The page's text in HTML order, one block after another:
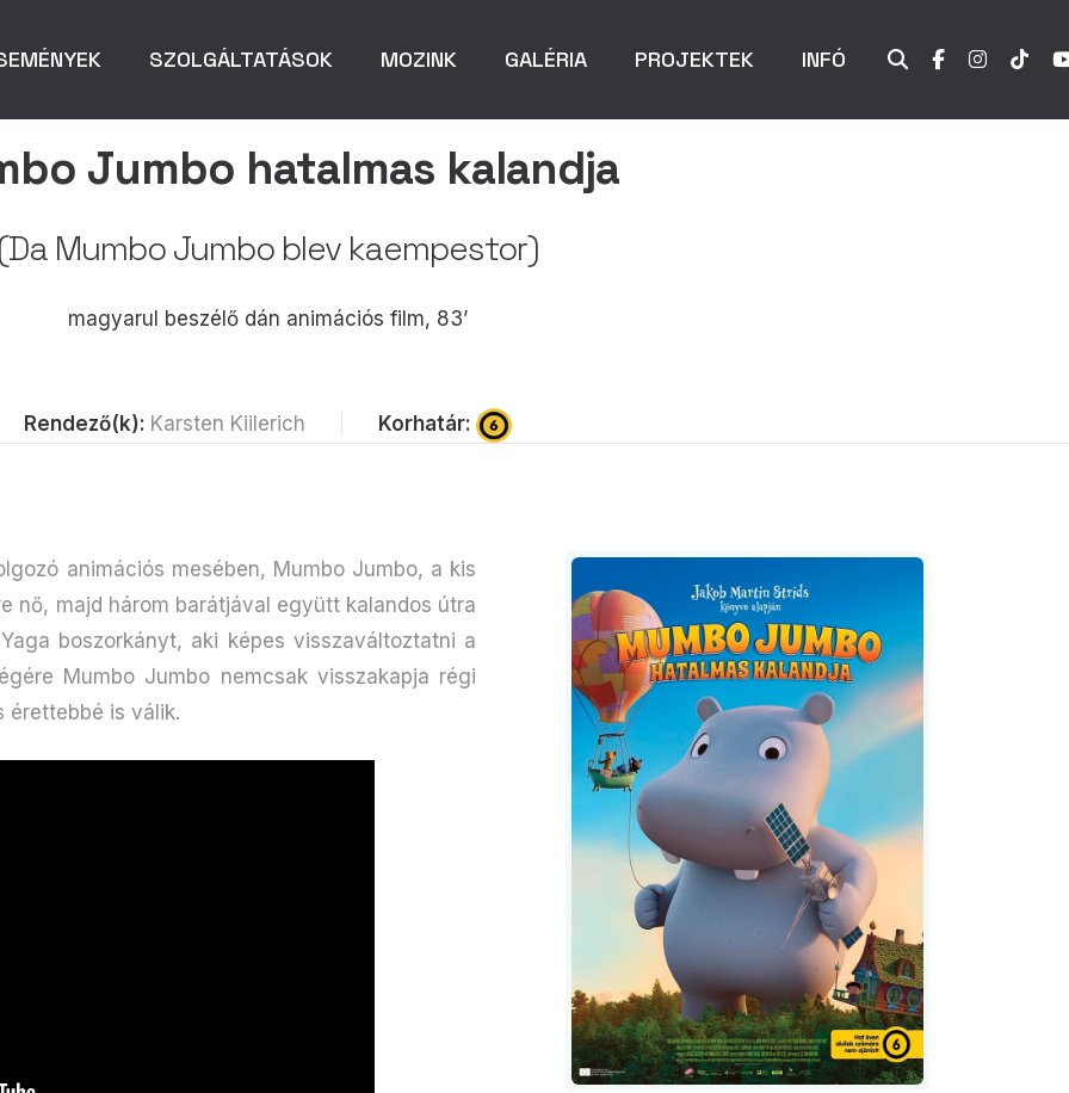
SZOLGÁLTATÁSOK MOZINK GALÉRIA PROJEKTEK INFÓ
Jumbo hatalmas kalandja
(Da Mumbo Jumbo blev kaempestor)
magyarul beszélő dán animációs film, 83’
Rendező(k): Karsten Kiilerich Korhatár:
animációs mesében, Mumbo Jumbo, a kis
nő, majd három barátjával együtt kalandos útra
boszorkányt, aki képes visszaváltoztatni a
Mumbo Jumbo nemcsak visszakapja régi
érettebbé is válik.